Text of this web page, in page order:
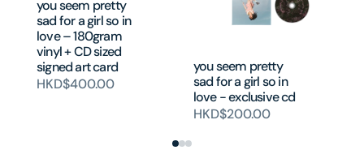
you seem pretty
sad for a girl so in
love – 180gram
vinyl + CD sized
signed art card
HKD$400.00
you seem pretty
sad for a girl so in
love - exclusive cd
HKD$200.00